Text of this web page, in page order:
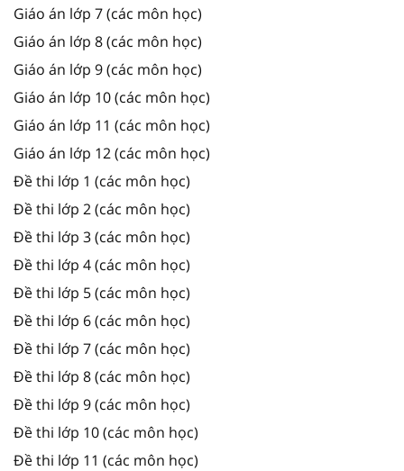
Giáo án lớp 7 (các môn học)
Giáo án lớp 8 (các môn học)
Giáo án lớp 9 (các môn học)
Giáo án lớp 10 (các môn học)
Giáo án lớp 11 (các môn học)
Giáo án lớp 12 (các môn học)
Đề thi lớp 1 (các môn học)
Đề thi lớp 2 (các môn học)
Đề thi lớp 3 (các môn học)
Đề thi lớp 4 (các môn học)
Đề thi lớp 5 (các môn học)
Đề thi lớp 6 (các môn học)
Đề thi lớp 7 (các môn học)
Đề thi lớp 8 (các môn học)
Đề thi lớp 9 (các môn học)
Đề thi lớp 10 (các môn học)
Đề thi lớp 11 (các môn học)